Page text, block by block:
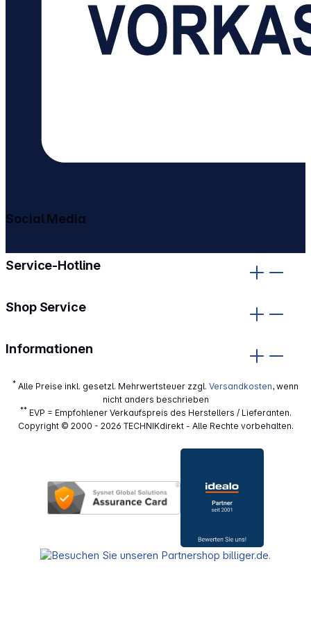
Service-Hotline
Shop Service
Informationen
Social Media
* Alle Preise inkl. gesetzl. Mehrwertsteuer zzgl. Versandkosten, wenn
nicht anders beschrieben
**EVP = Empfohlener Verkaufspreis des Herstellers / Lieferanten.
Copyright © 2000 - 2026 TECHNIKdirekt - Alle Rechte vorbehalten.